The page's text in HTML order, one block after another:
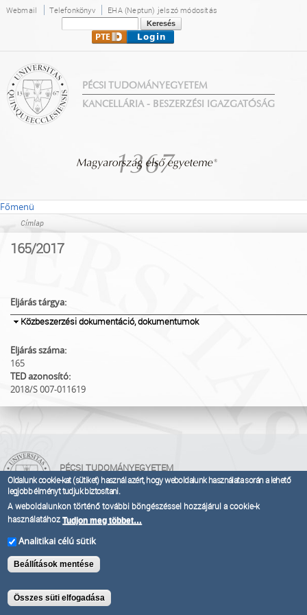
Ugrás a
tartalomra
Webmail Telefonkönyv EHA (Neptun) jelszó módosítás
Keresés űrlap
PÉCSI TUDOMÁNYEGYETEM
KANCELLÁRIA - BESZERZÉSI IGAZGATÓSÁG
Főmenü
Jelenlegi hely
Címlap
165/2017
Eljárás tárgya:
Elrejt
Közbeszerzési dokumentáció, dokumentumok
Eljárás száma:
165
TED azonosító:
2018/S 007-011619
PÉCSI TUDOMÁNYEGYETEM
KANCELLÁRIA - BESZERZÉSI IGAZGATÓSÁG
Pécsi Tudományegyetem
Oldalunk cookie-kat (sütiket) használ azért, hogy weboldalunk használata során a lehető
legjobb élményt tudjuk biztosítani.
A weboldalunkon történő további böngészéssel hozzájárul a cookie-k
használatához Tudjon meg többet…
Analitikai célú sütik
Beállítások mentése
Összes süti elfogadása